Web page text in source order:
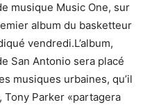
musique Music One, sur
album du basketteur
vendredi.L’album,
San Antonio sera placé
musiques urbaines, qu’il
Parker «partagera